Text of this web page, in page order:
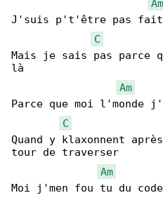
Am
J'suis p't'être pas
C
Mais je sais pas parce
là
Am
Parce que moi
C
Quand y klaxonnent
tour de traverser
Am
Moi j'men fou tu du